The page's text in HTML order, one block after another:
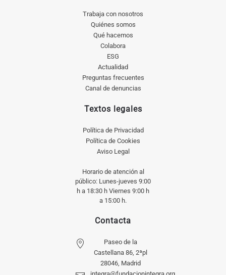
Trabaja con nosotros
Quiénes somos
Qué hacemos
Colabora
ESG
Actualidad
Preguntas frecuentes
Canal de denuncias
Textos legales
Política de Privacidad
Política de Cookies
Aviso Legal
Horario de atención al
público: Lunes-jueves 9:00
h a 18:30 h Viernes 9:00 h
a 15:00 h.
Contacta
Paseo de la
Castellana 86, 2ªpl
28046, Madrid